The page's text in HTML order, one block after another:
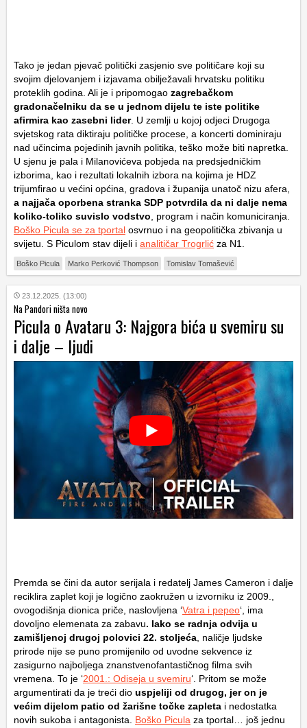
Tako je jedan pjevač politički zasjenio sve političare koji su
svojim djelovanjem i izjavama obilježavali hrvatsku politiku
proteklih godina. Ali je i pripomogao zagrebačkom
gradonačelniku da se u jednom dijelu te iste politike
afirmira kao zasebni lider. U zemlji u kojoj odjeci Drugoga
svjetskog rata diktiraju političke procese, a koncerti dominiraju
nad učincima pojedinih javnih politika, teško može biti napretka.
U sjenu je pala i Milanovićeva pobjeda na predsjedničkim
izborima, kao i rezultati lokalnih izbora na kojima je HDZ
trijumfirao u većini općina, gradova i županija unatoč nizu afera,
a najjača oporbena stranka SDP potvrdila da ni dalje nema
koliko-toliko suvislo vodstvo, program i način komuniciranja.
Boško Picula se za tportal osvrnuo i na geopolitička zbivanja u
svijetu. S Piculom stav dijeli i analitičar Trogrlić za N1.
Boško Picula Marko Perković Thompson Tomislav Tomašević
23.12.2025. (13:00)
Na Pandori ništa novo
Picula o Avataru 3: Najgora bića u svemiru su
i dalje – ljudi
Premda se čini da autor serijala i redatelj James Cameron i dalje
reciklira zaplet koji je logično zaokružen u izvorniku iz 2009.,
ovogodišnja dionica priče, naslovljena ‘Vatra i pepeo‘, ima
dovoljno elemenata za zabavu. Iako se radnja odvija u
zamišljenoj drugoj polovici 22. stoljeća, naličje ljudske
prirode nije se puno promijenilo od uvodne sekvence iz
zasigurno najboljega znanstvenofantastičnog filma svih
vremena. To je ‘2001.: Odiseja u svemiru‘. Pritom se može
argumentirati da je treći dio uspjeliji od drugog, jer on je
većim dijelom patio od žarišne točke zapleta i nedostatka
novih sukoba i antagonista. Boško Picula za tportal… još jednu